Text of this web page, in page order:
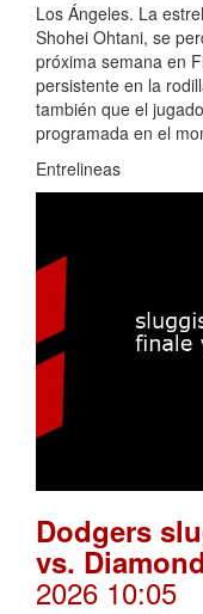
Los Ángeles. La
Shohei Ohtani, se
próxima semana en
persistente en la
también que el
programada en el
Entrelineas
Dodgers
vs.
2026 10:05